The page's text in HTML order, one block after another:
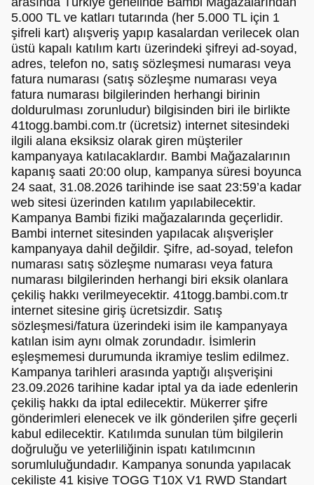
5.000 TL ve katları tutarında (her 5.000 TL için 1
şifreli kart) alışveriş yapıp kasalardan verilecek olan
üstü kapalı katılım kartı üzerindeki şifreyi ad-soyad,
adres, telefon no, satış sözleşmesi numarası veya
fatura numarası (satış sözleşme numarası veya
fatura numarası bilgilerinden herhangi birinin
doldurulması zorunludur) bilgisinden biri ile birlikte
41togg.bambi.com.tr (ücretsiz) internet sitesindeki
ilgili alana eksiksiz olarak giren müşteriler
kampanyaya katılacaklardır. Bambi Mağazalarının
kapanış saati 20:00 olup, kampanya süresi boyunca
24 saat, 31.08.2026 tarihinde ise saat 23:59’a kadar
web sitesi üzerinden katılım yapılabilecektir.
Kampanya Bambi fiziki mağazalarında geçerlidir.
Bambi internet sitesinden yapılacak alışverişler
kampanyaya dahil değildir. Şifre, ad-soyad, telefon
numarası satış sözleşme numarası veya fatura
numarası bilgilerinden herhangi biri eksik olanlara
çekiliş hakkı verilmeyecektir. 41togg.bambi.com.tr
internet sitesine giriş ücretsizdir. Satış
sözleşmesi/fatura üzerindeki isim ile kampanyaya
katılan isim aynı olmak zorundadır. İsimlerin
eşleşmemesi durumunda ikramiye teslim edilmez.
Kampanya tarihleri arasında yaptığı alışverişini
23.09.2026 tarihine kadar iptal ya da iade edenlerin
çekiliş hakkı da iptal edilecektir. Mükerrer şifre
gönderimleri elenecek ve ilk gönderilen şifre geçerli
kabul edilecektir. Katılımda sunulan tüm bilgilerin
doğruluğu ve yeterliliğinin ispatı katılımcının
sorumluluğundadır. Kampanya sonunda yapılacak
çekilişte 41 kişiye TOGG T10X V1 RWD Standart